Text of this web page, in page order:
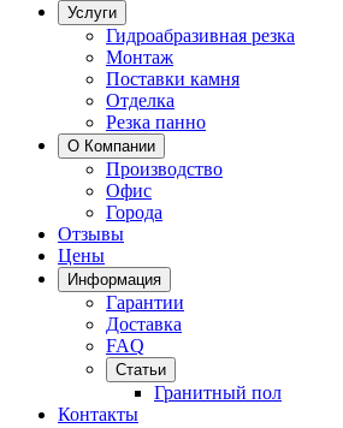
Услуги
Гидроабразивная резка
Монтаж
Поставки камня
Отделка
Резка панно
О Компании
Производство
Офис
Города
Отзывы
Цены
Информация
Гарантии
Доставка
FAQ
Статьи
Гранитный пол
Контакты